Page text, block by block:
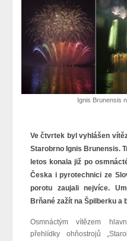
Ignis Brunensis
Ve čtvrtek byl vyhlášen
Starobrno Ignis Brunensis.
letos konala již po
Česka i pyrotechnici ze
porotu zaujali nejvíce.
Brňané zažít na Špilberku a
Osmnáctým vítězem
přehlídky ohňostrojů